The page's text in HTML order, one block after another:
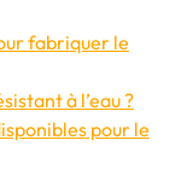
fabriquer le
à l’eau ?
pour le